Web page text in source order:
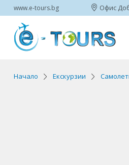
www.e-tours.bg Офис
Начало Екскурзии